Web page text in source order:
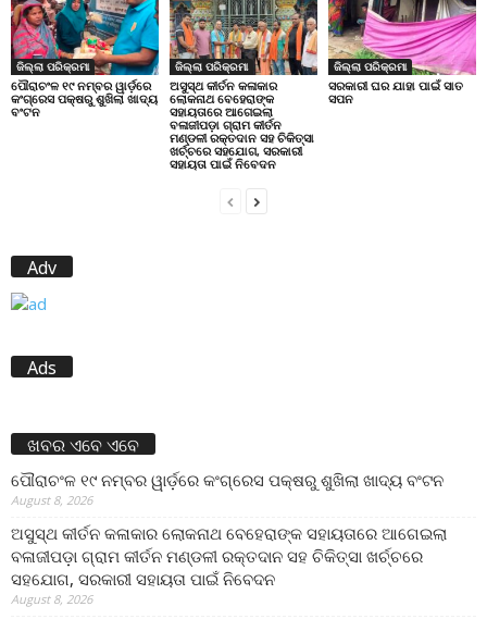
ଜିଲ୍ଲା ପରିକ୍ରମା
ପୌରାଚଂଳ ୧୯ ନମ୍ବର ୱାର୍ଡ଼ରେ
କଂଗ୍ରେସ ପକ୍ଷରୁ ଶୁଖିଲା ଖାଦ୍ୟ
ବଂଟନ
ଜିଲ୍ଲା ପରିକ୍ରମା
ଅସୁସ୍ଥ କୀର୍ତନ କଳାକାର
ଲୋକନାଥ ବେହେରାଙ୍କ
ସହାୟତାରେ ଆଗେଇଲା
ବଳାଜୀପଡ଼ା ଗ୍ରାମ କୀର୍ତନ
ମଣ୍ଡଳୀ ରକ୍ତଦାନ ସହ ଚିକିତ୍ସା
ଖର୍ଚ୍ଚରେ ସହଯୋଗ, ସରକାରୀ
ସହାୟତା ପାଇଁ ନିବେଦନ
ଜିଲ୍ଲା ପରିକ୍ରମା
ସରକାରୀ ଘର ଯାହା ପାଇଁ ସାତ
ସପନ
Adv
Ads
ଖବର ଏବେ ଏବେ
ପୌରାଚଂଳ ୧୯ ନମ୍ବର ୱାର୍ଡ଼ରେ କଂଗ୍ରେସ ପକ୍ଷରୁ ଶୁଖିଲା ଖାଦ୍ୟ ବଂଟନ
August 8, 2026
ଅସୁସ୍ଥ କୀର୍ତନ କଳାକାର ଲୋକନାଥ ବେହେରାଙ୍କ ସହାୟତାରେ ଆଗେଇଲା
ବଳାଜୀପଡ଼ା ଗ୍ରାମ କୀର୍ତନ ମଣ୍ଡଳୀ ରକ୍ତଦାନ ସହ ଚିକିତ୍ସା ଖର୍ଚ୍ଚରେ
ସହଯୋଗ, ସରକାରୀ ସହାୟତା ପାଇଁ ନିବେଦନ
August 8, 2026